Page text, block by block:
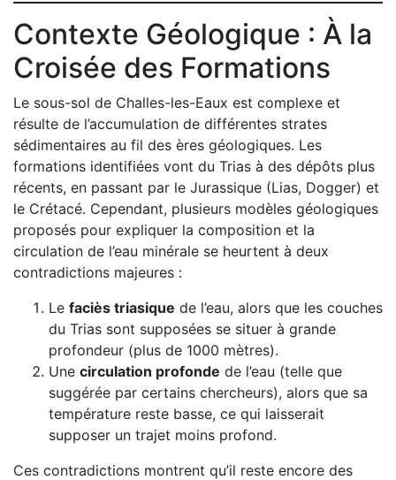
Contexte Géologique : À la
Croisée des Formations
Le sous-sol de Challes-les-Eaux est complexe et
résulte de l’accumulation de différentes strates
sédimentaires au fil des ères géologiques. Les
formations identifiées vont du Trias à des dépôts plus
récents, en passant par le Jurassique (Lias, Dogger) et
le Crétacé. Cependant, plusieurs modèles géologiques
proposés pour expliquer la composition et la
circulation de l’eau minérale se heurtent à deux
contradictions majeures :
Le faciès triasique de l’eau, alors que les couches
du Trias sont supposées se situer à grande
profondeur (plus de 1000 mètres).
Une circulation profonde de l’eau (telle que
suggérée par certains chercheurs), alors que sa
température reste basse, ce qui laisserait
supposer un trajet moins profond.
Ces contradictions montrent qu’il reste encore des